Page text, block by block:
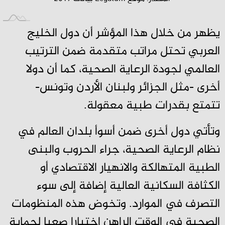
يظهر من خلال هذا المؤشر أن دول الخليج
العربي تحتل مراتب متقدمة ضمن الترتيب
العالمي لجودة الرعاية الصحية، كما أن دولا
أخرى -مثل الجزائر ولبنان الأردن وتونس-
تتمتع بقدرات طبية معقولة.
وتأتي دول أخرى ضمن أسوأ بلدان العالم في
نظام الرعاية الصحية، جراء الحروب والبنى
الطبية المتهالكة والانهيار الاقتصادي أو
الكثافة السكانية العالية إضافة إلى سوء
التصرف في الموارد. وتخوض هذه المنظومات